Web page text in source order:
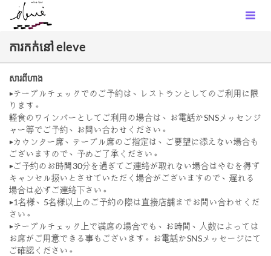
ការកក់នៅ eleve
សារពីហាង
▶︎テーブルチェックでのご予約は、レストランとしてのご利用に限
ります。
軽食のワインバーとしてご利用の場合は、お電話かSNSメッセンジ
ャー等でご予約、お問い合わせください。
▶︎カウンター席、テーブル席のご指定は、ご要望に添えない場合も
ございますので、予めご了承ください。
▶︎ご予約のお時間30分を過ぎてご連絡が取れない場合はやむを得ず
キャンセル扱いとさせていただく場合がございますので、遅れる
場合は必ずご連絡下さい。
▶︎1名様、5名様以上のご予約の際は直接店舗までお問い合わせくだ
さい。
▶︎テーブルチェック上で満席の場合でも、お時間、人数によっては
お席がご用意できる事もございます。お電話かSNSメッセージにて
ご確認ください。